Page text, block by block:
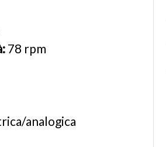
78 rpm
analogica